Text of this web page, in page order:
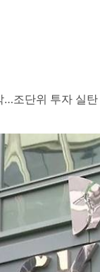
…조단위 투자 실